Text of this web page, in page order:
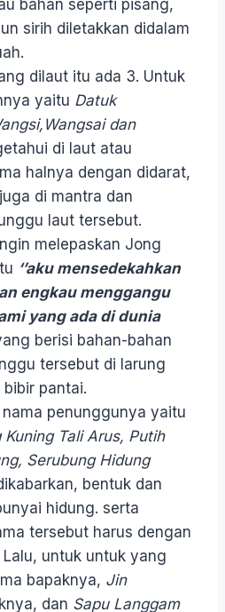
bahan seperti pisang,
sirih diletakkan didalam
dilaut itu ada 3. Untuk
yaitu Datuk
dan
di laut atau
halnya dengan didarat,
di mantra dan
laut tersebut.
melepaskan Jong
‘’aku mensedekahkan
engkau menggangu
yang ada di dunia
berisi bahan-bahan
tersebut di larung
pantai.
penunggunya yaitu
Kuning Tali Arus, Putih
Serubung Hidung
bentuk dan
hidung. serta
tersebut harus dengan
untuk untuk yang
bapaknya, Jin
dan Sapu Langgam